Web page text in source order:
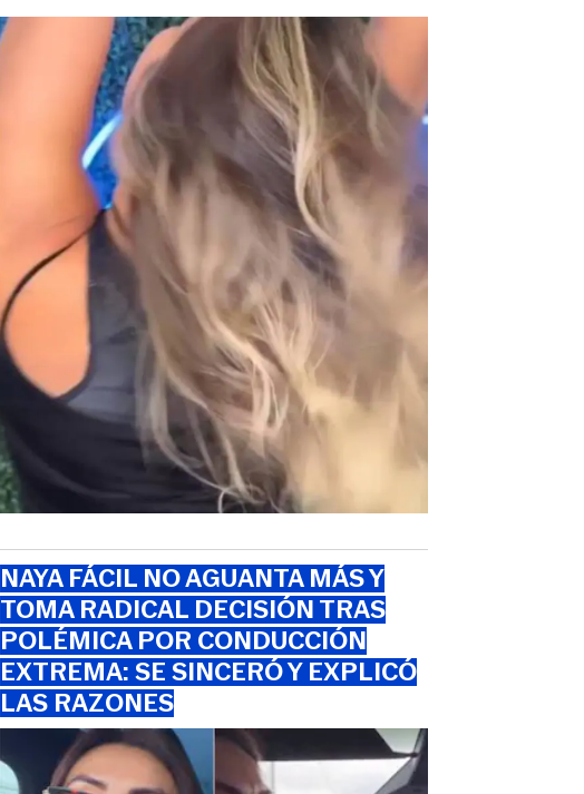
NAYA FÁCIL NO AGUANTA MÁS Y
TOMA RADICAL DECISIÓN TRAS
POLÉMICA POR CONDUCCIÓN
EXTREMA: SE SINCERÓ Y EXPLICÓ
LAS RAZONES